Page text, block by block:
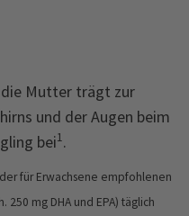
die Mutter trägt zur
und der Augen beim
bei1.
für Erwachsene empfohlenen
250 mg DHA und EPA) täglich